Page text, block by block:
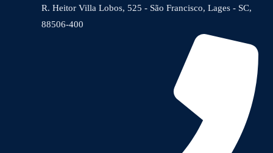
R. Heitor Villa Lobos, 525 - São Francisco, Lages - SC,
88506-400